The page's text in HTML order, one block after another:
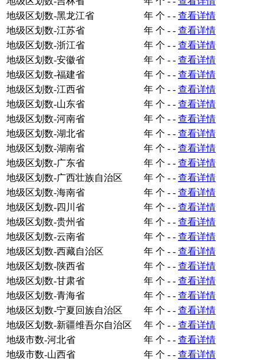
地级区划数-黑龙江省
年 个 - - 查看详情
地级区划数-江苏省
年 个 - - 查看详情
地级区划数-浙江省
年 个 - - 查看详情
地级区划数-安徽省
年 个 - - 查看详情
地级区划数-福建省
年 个 - - 查看详情
地级区划数-江西省
年 个 - - 查看详情
地级区划数-山东省
年 个 - - 查看详情
地级区划数-河南省
年 个 - - 查看详情
地级区划数-湖北省
年 个 - - 查看详情
地级区划数-湖南省
年 个 - - 查看详情
地级区划数-广东省
年 个 - - 查看详情
地级区划数-广西壮族自治区
年 个 - - 查看详情
地级区划数-海南省
年 个 - - 查看详情
地级区划数-四川省
年 个 - - 查看详情
地级区划数-贵州省
年 个 - - 查看详情
地级区划数-云南省
年 个 - - 查看详情
地级区划数-西藏自治区
年 个 - - 查看详情
地级区划数-陕西省
年 个 - - 查看详情
地级区划数-甘肃省
年 个 - - 查看详情
地级区划数-青海省
年 个 - - 查看详情
地级区划数-宁夏回族自治区
年 个 - - 查看详情
地级区划数-新疆维吾尔自治区
年 个 - - 查看详情
地级市数-河北省
年 个 - - 查看详情
地级市数-山西省
年 个 - - 查看详情